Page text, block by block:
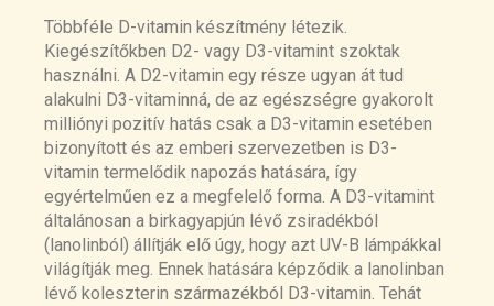
Többféle D-vitamin készítmény létezik.
Kiegészítőkben D2- vagy D3-vitamint szoktak
használni. A D2-vitamin egy része ugyan át tud
alakulni D3-vitaminná, de az egészségre gyakorolt
milliónyi pozitív hatás csak a D3-vitamin esetében
bizonyított és az emberi szervezetben is D3-
vitamin termelődik napozás hatására, így
egyértelműen ez a megfelelő forma. A D3-vitamint
általánosan a birkagyapjún lévő zsiradékból
(lanolinból) állítják elő úgy, hogy azt UV-B lámpákkal
világítják meg. Ennek hatására képződik a lanolinban
lévő koleszterin származékból D3-vitamin. Tehát